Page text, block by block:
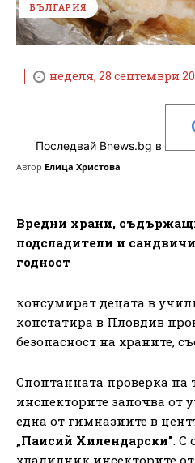
БЪЛГАРИЯ
неделя, 28 септември
Последвай Bnews.bg в
Автор Елица Христова
Вредни храни,
подсладители и
годност
консумират децата в
констатира в Пловдив
безопасност на храните,
Спонтанната проверка на
инспекторите започва от
една от гимназиите в
„Паисий Хилендарски”. С
хладилник инсекторите